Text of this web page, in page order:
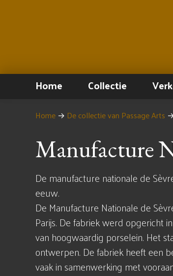
Home Collectie
Home → De collectie van Passage Arts
Manufacture
De manufacture nationale de
eeuw.
De Manufacture Nationale de
Parijs. De fabriek werd opgericht
van hoogwaardig porselein. Het
ontwerpen. De fabriek heeft een
vaak in samenwerking met